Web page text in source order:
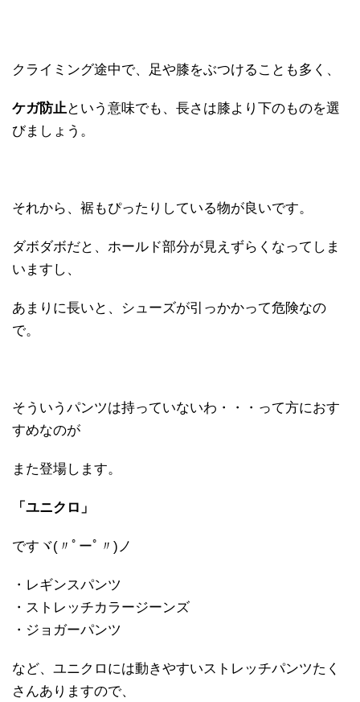
クライミング途中で、足や膝をぶつけることも多く、
ケガ防止という意味でも、長さは膝より下のものを選
びましょう。
それから、裾もぴったりしている物が良いです。
ダボダボだと、ホールド部分が見えずらくなってしま
いますし、
あまりに長いと、シューズが引っかかって危険なの
で。
そういうパンツは持っていないわ・・・って方におす
すめなのが
また登場します。
「ユニクロ」
ですヾ(〃ﾟーﾟ〃)ノ
・レギンスパンツ
・ストレッチカラージーンズ
・ジョガーパンツ
など、ユニクロには動きやすいストレッチパンツたく
さんありますので、